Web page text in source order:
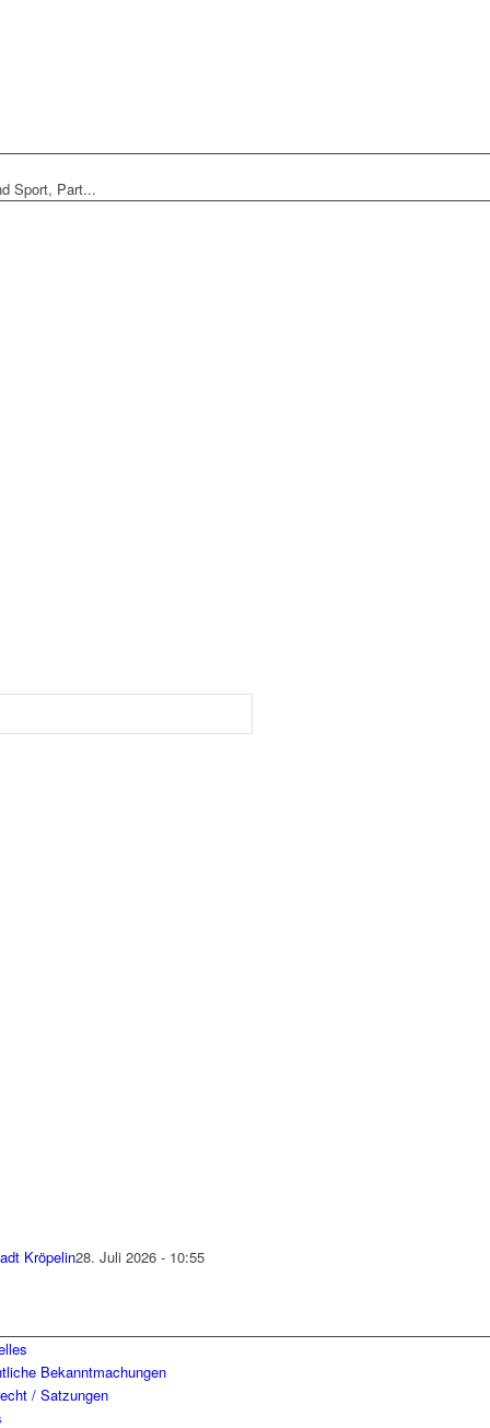
Sport, Part...
Kröpelin28. Juli 2026 - 10:55
Bekanntmachungen
/ Satzungen